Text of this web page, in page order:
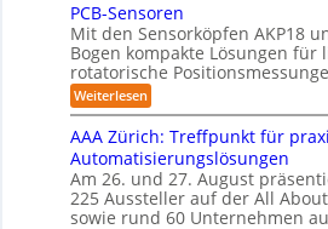
o
g
i
s
t
e
5
z
e
r
t
i
f
i
b
o
t
k
i
t
e
n
v
o
n
K
I
w
i
c
h
S
y
s
t
e
m
i
n
t
e
g
r
a
t
e
l
i
g
n
t
e
S
t
e
PCB-Sensoren
Mit den Sensorköpfen AKP18
Bogen kompakte Lösungen für
rotatorische
Weiterlesen:
P
C
B
-
S
e
n
AAA Zürich: Treffpunkt für
Automatisierungslösungen
Am 26. und 27. August
225 Aussteller auf der All
sowie rund 60 Unternehmen